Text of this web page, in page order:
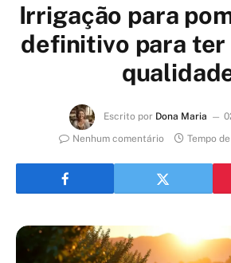
Irrigação para
definitivo para
Escrito por Dona Maria
Nenhum comentário
Tempo